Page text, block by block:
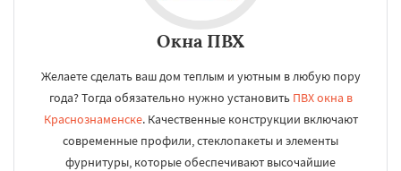
Окна ПВХ
Желаете сделать ваш дом теплым и уютным в любую пору
года? Тогда обязательно нужно установить ПВХ окна в
Краснознаменске. Качественные конструкции включают
современные профили, стеклопакеты и элементы
фурнитуры, которые обеспечивают высочайшие